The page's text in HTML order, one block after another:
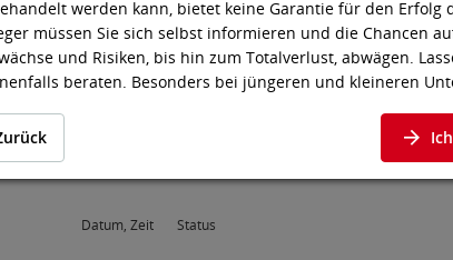
werden kann, bietet keine Garantie für den Erfolg
müssen Sie sich selbst informieren und die Chancen
und Risiken, bis hin zum Totalverlust, abwägen.
beraten. Besonders bei jüngeren und kleineren
zur Verfügung.
Wertpapiere notieren an einem Markt, an dem
sowie die börsegesetzlichen Emittentenpflichten für
insbesondere bei den Informationspflichten, nicht
finden allerdings die meisten Vorschriften der EU-
Datum, Zeit Status